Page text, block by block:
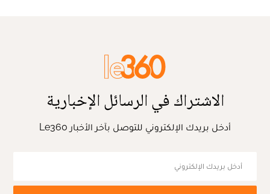
الاشتراك في الرسائل الإخبارية
أدخل بريدك الإلكتروني للتوصل بآخر الأخبار Le360